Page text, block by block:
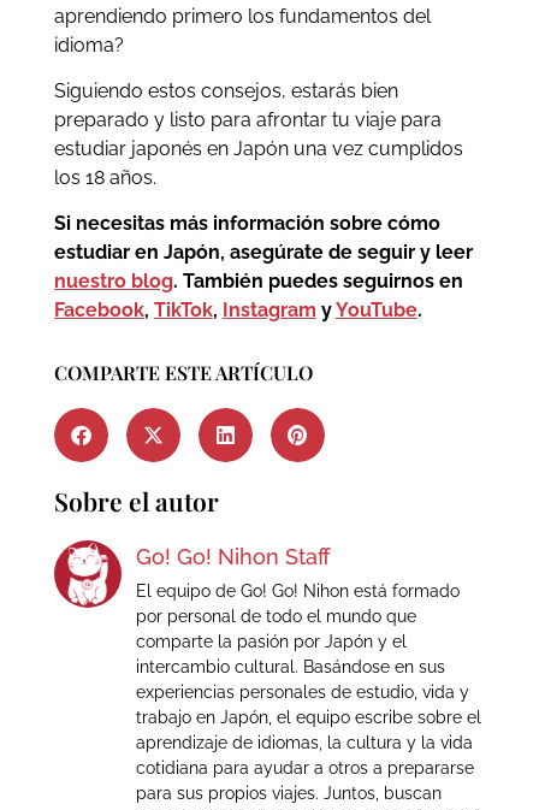
aprendiendo primero los fundamentos del
idioma?
Siguiendo estos consejos, estarás bien
preparado y listo para afrontar tu viaje para
estudiar japonés en Japón una vez cumplidos
los 18 años.
Si necesitas más información sobre cómo
estudiar en Japón, asegúrate de seguir y leer
nuestro blog. También puedes seguirnos en
Facebook, TikTok, Instagram yYouTube.
COMPARTE ESTE ARTÍCULO
Sobre el autor
Go! Go! Nihon Staff
El equipo de Go! Go! Nihon está formado
por personal de todo el mundo que
comparte la pasión por Japón y el
intercambio cultural. Basándose en sus
experiencias personales de estudio, vida y
trabajo en Japón, el equipo escribe sobre el
aprendizaje de idiomas, la cultura y la vida
cotidiana para ayudar a otros a prepararse
para sus propios viajes. Juntos, buscan